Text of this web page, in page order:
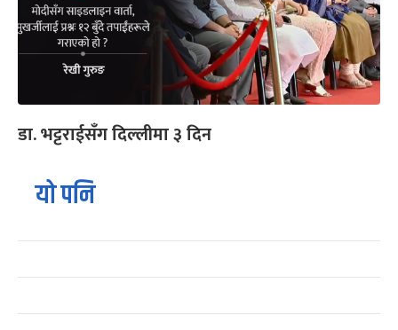
डा. भट्टराईसँग दिल्लीमा ३ दिन
यो पनि